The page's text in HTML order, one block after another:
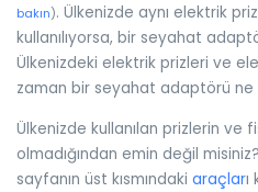
bakın). Ülkenizde aynı elektrik
kullanılıyorsa, bir seyahat
Ülkenizdeki elektrik prizleri ve
zaman bir seyahat adaptörü ne
Ülkenizde kullanılan prizlerin ve
olmadığından emin değil
sayfanın üst kısmındaki araçları